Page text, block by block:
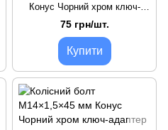
Конус Чорний хром ключ-
адаптер AK192106SD для Alfa
Romeo, BMW, Citroen, Fiat,
Peugeot, Renault, Saab, Volvo
(для вузьких отворів у диску)
75 грн/шт.
Купити